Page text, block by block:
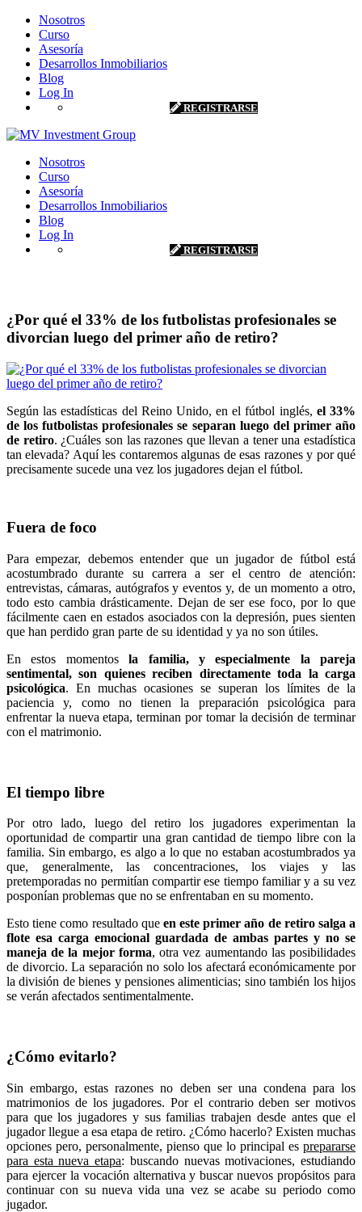
Nosotros
Curso
Asesoría
Desarrollos Inmobiliarios
Blog
Log In
REGISTRARSE
Nosotros
Curso
Asesoría
Desarrollos Inmobiliarios
Blog
Log In
REGISTRARSE
¿Por qué el 33% de los futbolistas profesionales se
divorcian luego del primer año de retiro?
Según las estadísticas del Reino Unido, en el fútbol inglés, el 33%
de los futbolistas profesionales se separan luego del primer año
de retiro. ¿Cuáles son las razones que llevan a tener una estadística
tan elevada? Aquí les contaremos algunas de esas razones y por qué
precisamente sucede una vez los jugadores dejan el fútbol.
Fuera de foco
Para empezar, debemos entender que un jugador de fútbol está
acostumbrado durante su carrera a ser el centro de atención:
entrevistas, cámaras, autógrafos y eventos y, de un momento a otro,
todo esto cambia drásticamente. Dejan de ser ese foco, por lo que
fácilmente caen en estados asociados con la depresión, pues sienten
que han perdido gran parte de su identidad y ya no son útiles.
En estos momentosla familia, y especialmente la pareja
sentimental, son quienes reciben directamente toda la carga
psicológica. En muchas ocasiones se superan los límites de la
paciencia y, como no tienen la preparación psicológica para
enfrentar la nueva etapa, terminan por tomar la decisión de terminar
con el matrimonio.
El tiempo libre
Por otro lado, luego del retiro los jugadores experimentan la
oportunidad de compartir una gran cantidad de tiempo libre con la
familia. Sin embargo, es algo a lo que no estaban acostumbrados ya
que, generalmente, las concentraciones, los viajes y las
pretemporadas no permitían compartir ese tiempo familiar y a su vez
posponían problemas que no se enfrentaban en su momento.
Esto tiene como resultado que en este primer año de retiro salga a
flote esa carga emocional guardada de ambas partes y no se
maneja de la mejor forma, otra vez aumentando las posibilidades
de divorcio. La separación no solo los afectará económicamente por
la división de bienes y pensiones alimenticias; sino también los hijos
se verán afectados sentimentalmente.
¿Cómo evitarlo?
Sin embargo, estas razones no deben ser una condena para los
matrimonios de los jugadores. Por el contrario deben ser motivos
para que los jugadores y sus familias trabajen desde antes que el
jugador llegue a esa etapa de retiro. ¿Cómo hacerlo? Existen muchas
opciones pero, personalmente, pienso que lo principal es prepararse
para esta nueva etapa: buscando nuevas motivaciones, estudiando
para ejercer la vocación alternativa y buscar nuevos propósitos para
continuar con su nueva vida una vez se acabe su periodo como
jugador.